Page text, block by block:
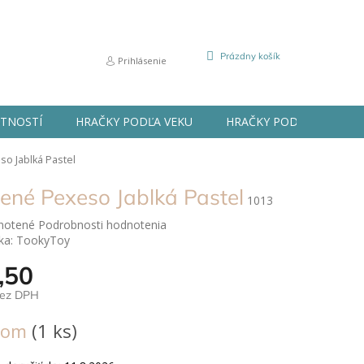
Prihlásenie
NÁKUPNÝ
Prázdny košík
HRAČKY PODĽA VEKU HRAČKY PODĽA
Jablká Pastel
Pexeso Jablká Pastel 1013
Podrobnosti hodnotenia
TookyToy
DPH
(1 ks)